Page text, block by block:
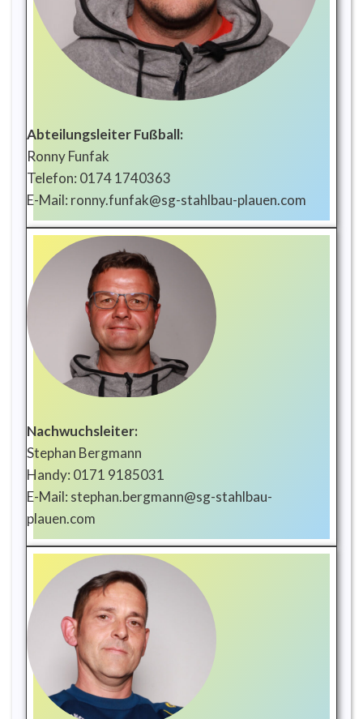
Abteilungsleiter Fußball:
Ronny Funfak
Telefon: 0174 1740363
E-Mail: ronny.funfak@sg-stahlbau-plauen.com
Nachwuchsleiter:
Stephan Bergmann
Handy: 0171 9185031
E-Mail: stephan.bergmann@sg-stahlbau-
plauen.com